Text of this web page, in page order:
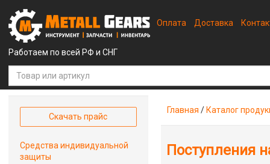
Работаем по всей РФ и СНГ
Оплата Доставка
Главная / Каталог
Поступления
Скачать прайс
Средства индивидуальной
защиты